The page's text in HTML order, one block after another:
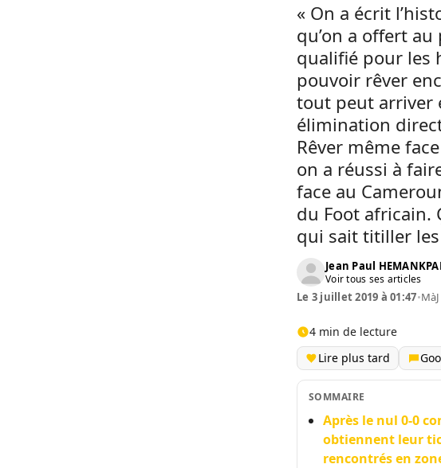
« On a écrit
qu’on a offert
qualifié pour les
pouvoir rêver
tout peut arriver
élimination
Rêver même
on a réussi à
face au
du Foot africain.
qui sait titiller
Jean Paul
Voir tous ses articles
Le 3 juillet 2019 à 01:47•
4 min de lecture
Lire plus tard
SOMMAIRE
Après le nul 0-0
obtiennent leur
rencontrés en